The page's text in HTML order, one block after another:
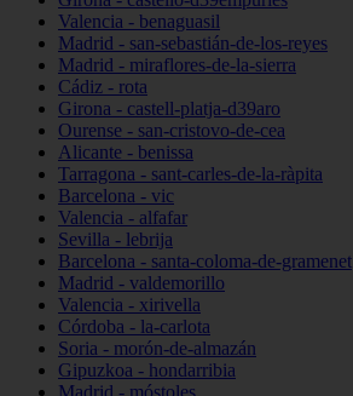
Valencia - benaguasil
Madrid - san-sebastián-de-los-reyes
Madrid - miraflores-de-la-sierra
Cádiz - rota
Girona - castell-platja-d39aro
Ourense - san-cristovo-de-cea
Alicante - benissa
Tarragona - sant-carles-de-la-ràpita
Barcelona - vic
Valencia - alfafar
Sevilla - lebrija
Barcelona - santa-coloma-de-gramenet
Madrid - valdemorillo
Valencia - xirivella
Córdoba - la-carlota
Soria - morón-de-almazán
Gipuzkoa - hondarribia
Madrid - móstoles